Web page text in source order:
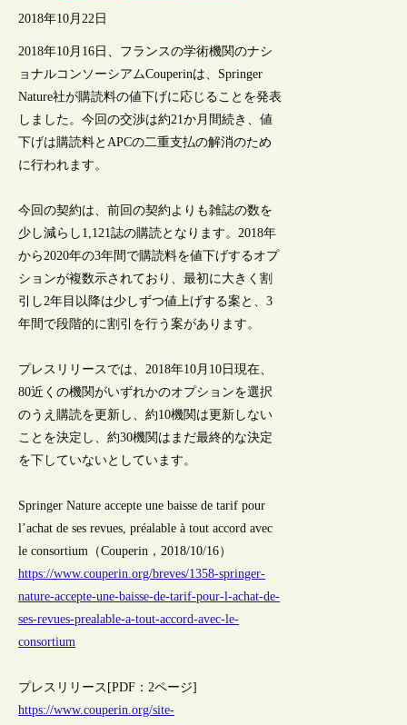
2018年10月22日
2018年10月16日、フランスの学術機関のナシ
ョナルコンソーシアムCouperinは、Springer
Nature社が購読料の値下げに応じることを発表
しました。今回の交渉は約21か月間続き、値
下げは購読料とAPCの二重支払の解消のため
に行われます。
今回の契約は、前回の契約よりも雑誌の数を
少し減らし1,121誌の購読となります。2018年
から2020年の3年間で購読料を値下げするオプ
ションが複数示されており、最初に大きく割
引し2年目以降は少しずつ値上げする案と、3
年間で段階的に割引を行う案があります。
プレスリリースでは、2018年10月10日現在、
80近くの機関がいずれかのオプションを選択
のうえ購読を更新し、約10機関は更新しない
ことを決定し、約30機関はまだ最終的な決定
を下していないとしています。
Springer Nature accepte une baisse de tarif pour
l’achat de ses revues, préalable à tout accord avec
le consortium（Couperin，2018/10/16）
https://www.couperin.org/breves/1358-springer-
nature-accepte-une-baisse-de-tarif-pour-l-achat-de-
ses-revues-prealable-a-tout-accord-avec-le-
consortium
プレスリリース[PDF：2ページ]
https://www.couperin.org/site-